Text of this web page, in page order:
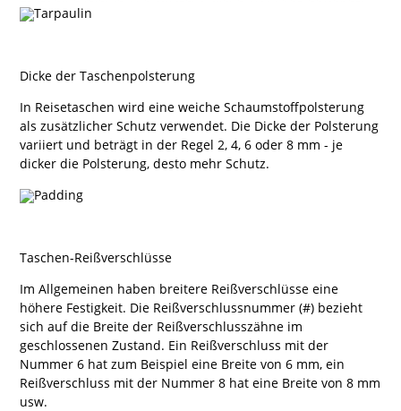
Dicke der Taschenpolsterung
In Reisetaschen wird eine weiche Schaumstoffpolsterung
als zusätzlicher Schutz verwendet. Die Dicke der Polsterung
variiert und beträgt in der Regel 2, 4, 6 oder 8 mm - je
dicker die Polsterung, desto mehr Schutz.
Taschen-Reißverschlüsse
Im Allgemeinen haben breitere Reißverschlüsse eine
höhere Festigkeit. Die Reißverschlussnummer (#) bezieht
sich auf die Breite der Reißverschlusszähne im
geschlossenen Zustand. Ein Reißverschluss mit der
Nummer 6 hat zum Beispiel eine Breite von 6 mm, ein
Reißverschluss mit der Nummer 8 hat eine Breite von 8 mm
usw.